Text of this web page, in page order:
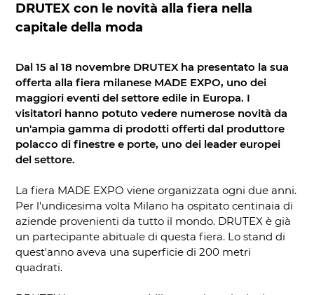
DRUTEX con le novità alla fiera nella
capitale della moda
Dal 15 al 18 novembre DRUTEX ha presentato la sua
offerta alla fiera milanese MADE EXPO, uno dei
maggiori eventi del settore edile in Europa. I
visitatori hanno potuto vedere numerose novità da
un'ampia gamma di prodotti offerti dal produttore
polacco di finestre e porte, uno dei leader europei
del settore.
La fiera MADE EXPO viene organizzata ogni due anni.
Per l'undicesima volta Milano ha ospitato centinaia di
aziende provenienti da tutto il mondo. DRUTEX è già
un partecipante abituale di questa fiera. Lo stand di
quest'anno aveva una superficie di 200 metri
quadrati.